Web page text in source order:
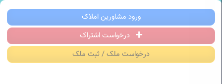
مسکن فایل | خرید، فروش، رهن و اجاره
ورود مشاورین املاک
درخواست اشتراک
درخواست ملک / ثبت ملک
مسکن
فایل